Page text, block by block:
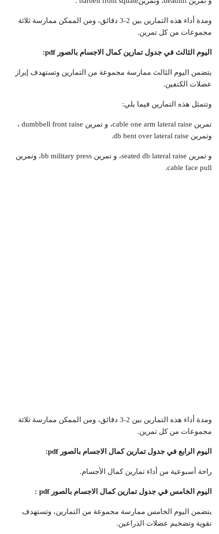
ومدة أداء هذه التمارين بين 2-3 دقائق، ومن الممكن ممارسة ثلاثة
مجموعات من كل تمرين.
اليوم الثالث في جدول تمارين كمال الاجسام بالصورpdf
:
يتضمن اليوم الثالث ممارسة مجموعة من التمارين وتستهدف إبراز
عضلات الكتفين.
وتتمثل هذه التمارين فيما يلي:
تمرين cable one arm lateral raise، و تمرين dumbbell front raise ،
وتمرين db bent over lateral raise.
و تمرين seated db lateral raise، و تمرين bb military press، وتمرين
cable face pull.
ومدة أداء هذه التمارين بين 2-3 دقائق، ومن الممكن ممارسة ثلاثة
مجموعات من كل تمرين.
اليوم الرابع في جدول تمارين كمال الاجسام بالصورpdf
:
راحة أسبوعية من أداء تمارين كمال الأجسام.
اليوم الخامس في جدول تمارين كمال الاجسام بالصورpdf
:
يتضمن اليوم الخامس ممارسة مجموعة من التمارين، وتستهدف
تقوية وتضخيم عضلات الذراعين.